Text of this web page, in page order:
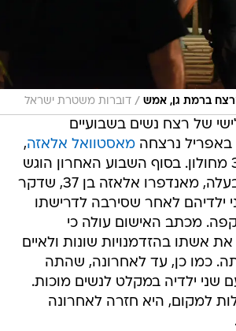
ברמת גן, אמש / דוברות משטרת ישראל
של רצח נשים בשבועיים
מאסטוואל אלאזה,
אם לשניים בת 31 מחולון. בסוף השבוע האחרון הוגש
כתב אישום נגד בעלה, מאנדפרו אלאזה בן 37, שדקר
ילדיהם לאחר שסירבה לדרישתו
מכתב האישום עולה כי
אשתו בהזדמנויות שונות ולאיים
כמו כן, עד לאחרונה, שהתה
שני ילדיה במקלט לנשים מוכות.
למקום, היא חזרה לאחרונה